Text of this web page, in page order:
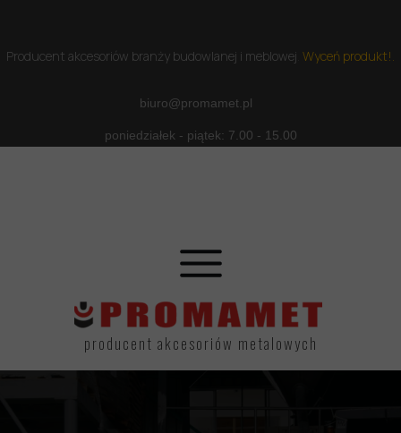
poniedziałek - piątek: 7.00 - 15.00
biuro@promamet.pl
Producent akcesoriów branży budowlanej i meblowej Wyceń produkt!.
producent akcesoriów metalowych